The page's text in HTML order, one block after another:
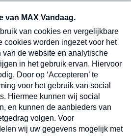
en dinsdagochtend in
Verzend